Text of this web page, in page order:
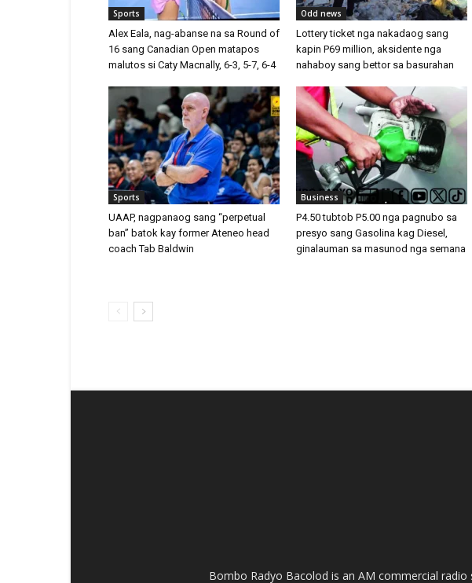
Sports
Alex Eala, nag-abanse na sa Round of
16 sang Canadian Open matapos
malutos si Caty Macnally, 6-3, 5-7, 6-4
Odd news
Lottery ticket nga nakadaog sang
kapin P69 million, aksidente nga
nahaboy sang bettor sa basurahan
Sports
UAAP, nagpanaog sang “perpetual
ban” batok kay former Ateneo head
coach Tab Baldwin
Business
P4.50 tubtob P5.00 nga pagnubo sa
presyo sang Gasolina kag Diesel,
ginalauman sa masunod nga semana
Bombo Radyo Bacolod is an AM commercial